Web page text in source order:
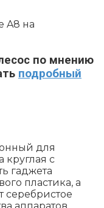
A8 на
по мнению
подробный
для
с
гаджета
пластика, а